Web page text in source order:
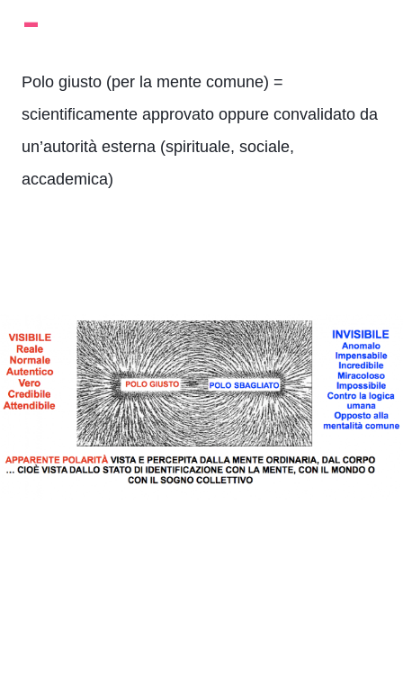
-
Polo giusto (per la mente comune) =
scientificamente approvato oppure convalidato da
un’autorità esterna (spirituale, sociale,
accademica)